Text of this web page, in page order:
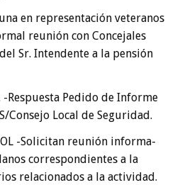
en representación veteranos
reunión con Concejales
Sr. Intendente a la pensión
-Respuesta Pedido de Informe
Consejo Local de Seguridad.
-Solicitan reunión informa-
correspondientes a la
relacionados a la actividad.